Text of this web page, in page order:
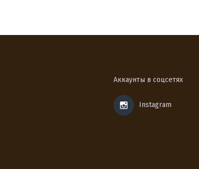
Аккаунты в соцсетях
Instagram